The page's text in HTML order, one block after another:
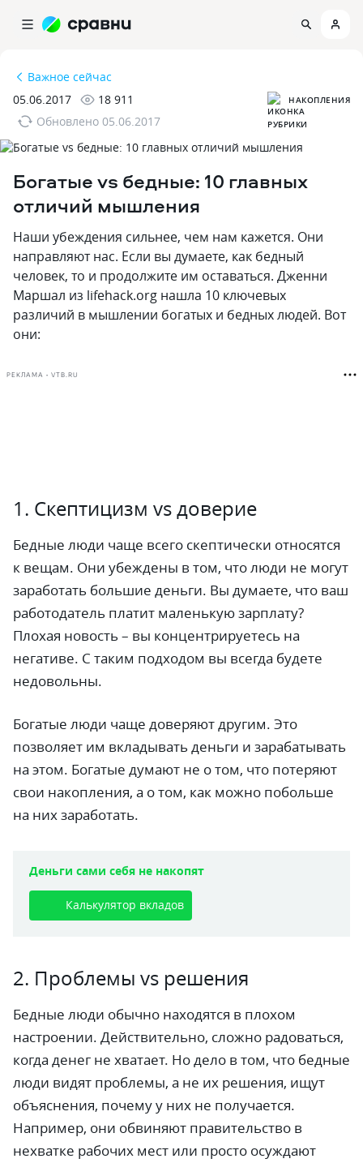
Важное сейчас
05.06.2017
18 911
Обновлено 05.06.2017
НАКОПЛЕНИЯ
Богатые vs бедные: 10 главных
отличий мышления
Наши убеждения сильнее, чем нам кажется. Они
направляют нас. Если вы думаете, как бедный
человек, то и продолжите им оставаться. Дженни
Маршал из lifehack.org нашла 10 ключевых
различий в мышлении богатых и бедных людей. Вот
они:
РЕКЛАМА • VTB.RU
1. Скептицизм vs доверие
Бедные люди чаще всего скептически относятся
к вещам. Они убеждены в том, что люди не могут
заработать большие деньги. Вы думаете, что ваш
работодатель платит маленькую зарплату?
Плохая новость – вы концентрируетесь на
негативе. С таким подходом вы всегда будете
недовольны.
Богатые люди чаще доверяют другим. Это
позволяет им вкладывать деньги и зарабатывать
на этом. Богатые думают не о том, что потеряют
свои накопления, а о том, как можно побольше
на них заработать.
Деньги сами себя не накопят
Калькулятор вкладов
2. Проблемы vs решения
Бедные люди обычно находятся в плохом
настроении. Действительно, сложно радоваться,
когда денег не хватает. Но дело в том, что бедные
люди видят проблемы, а не их решения, ищут
объяснения, почему у них не получается.
Например, они обвиняют правительство в
нехватке рабочих мест или просто осуждают